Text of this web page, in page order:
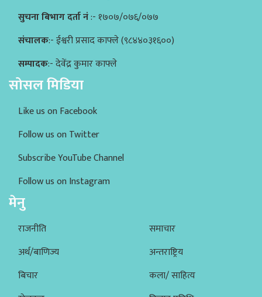
सुचना बिभाग दर्ता नं:- १७०७/०७६/०७७
संचालक:- ईश्वरी प्रसाद काफ्ले (९८४४०३१६००)
सम्पादक:- देवेंद्र कुमार काफ्ले
सोसल मिडिया
Like us on Facebook
Follow us on Twitter
Subscribe YouTube Channel
Follow us on Instagram
मेनु
राजनीति
अर्थ/बाणिज्य
बिचार
समाचार
अन्तराष्ट्रिय
कला/ साहित्य